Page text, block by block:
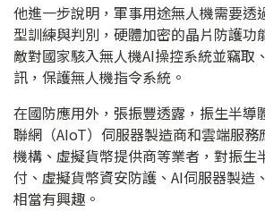
他進一步說明，軍事用途無人機需要透
型訓練與判別，硬體加密的晶片防護功
敵對國家駭入無人機AI操控系統並竊取
訊，保護無人機指令系統。
在國防應用外，張振豐透露，振生半導
聯網（AIoT）伺服器製造商和雲端服
機構、虛擬貨幣提供商等業者，對振生
付、虛擬貨幣資安防護、AI伺服器製造
相當有興趣。